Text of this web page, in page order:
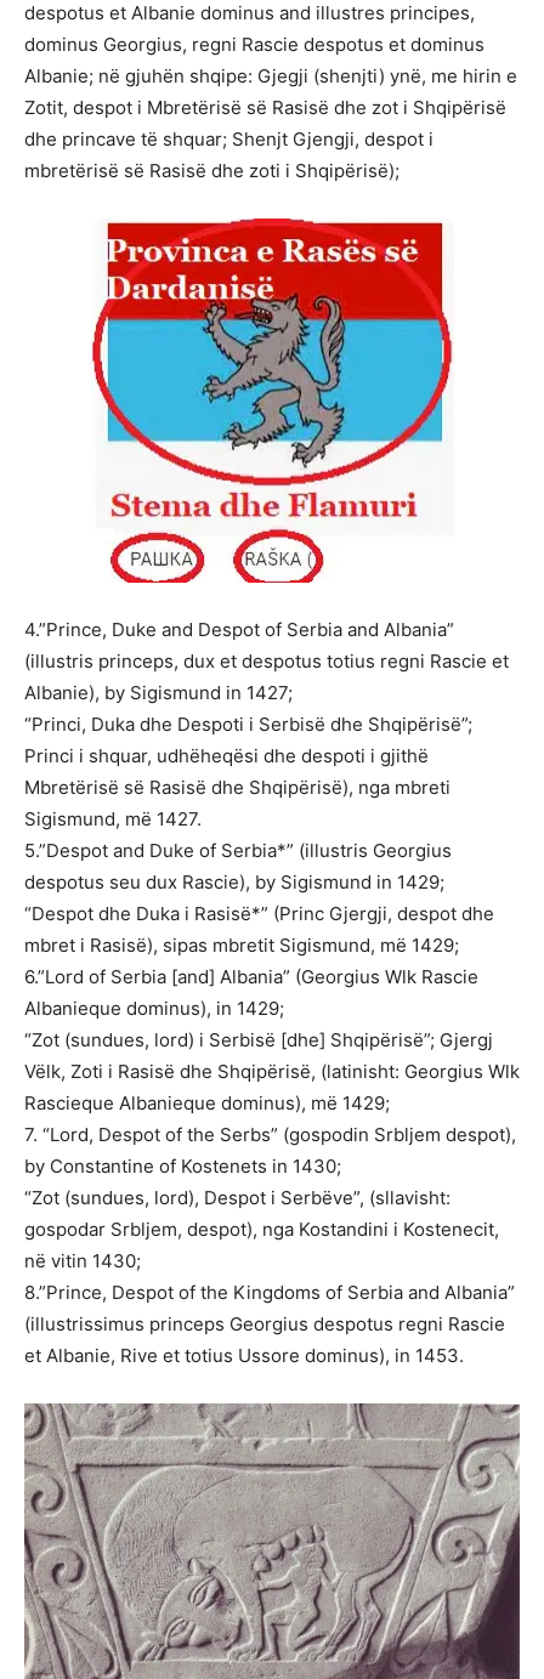
despotus et Albanie dominus and illustres principes,
dominus Georgius, regni Rascie despotus et dominus
Albanie; në gjuhën shqipe: Gjegji (shenjti) ynë, me hirin e
Zotit, despot i Mbretërisë së Rasisë dhe zot i Shqipërisë
dhe princave të shquar; Shenjt Gjengji, despot i
mbretërisë së Rasisë dhe zoti i Shqipërisë);
4.”Prince, Duke and Despot of Serbia and Albania”
(illustris princeps, dux et despotus totius regni Rascie et
Albanie), by Sigismund in 1427;
“Princi, Duka dhe Despoti i Serbisë dhe Shqipërisë”;
Princi i shquar, udhëheqësi dhe despoti i gjithë
Mbretërisë së Rasisë dhe Shqipërisë), nga mbreti
Sigismund, më 1427.
5.”Despot and Duke of Serbia*” (illustris Georgius
despotus seu dux Rascie), by Sigismund in 1429;
“Despot dhe Duka i Rasisë*” (Princ Gjergji, despot dhe
mbret i Rasisë), sipas mbretit Sigismund, më 1429;
6.”Lord of Serbia [and] Albania” (Georgius Wlk Rascie
Albanieque dominus), in 1429;
“Zot (sundues, lord) i Serbisë [dhe] Shqipërisë”; Gjergj
Vëlk, Zoti i Rasisë dhe Shqipërisë, (latinisht: Georgius Wlk
Rascieque Albanieque dominus), më 1429;
7. “Lord, Despot of the Serbs” (gospodin Srbljem despot),
by Constantine of Kostenets in 1430;
“Zot (sundues, lord), Despot i Serbëve”, (sllavisht:
gospodar Srbljem, despot), nga Kostandini i Kostenecit,
në vitin 1430;
8.”Prince, Despot of the Kingdoms of Serbia and Albania”
(illustrissimus princeps Georgius despotus regni Rascie
et Albanie, Rive et totius Ussore dominus), in 1453.